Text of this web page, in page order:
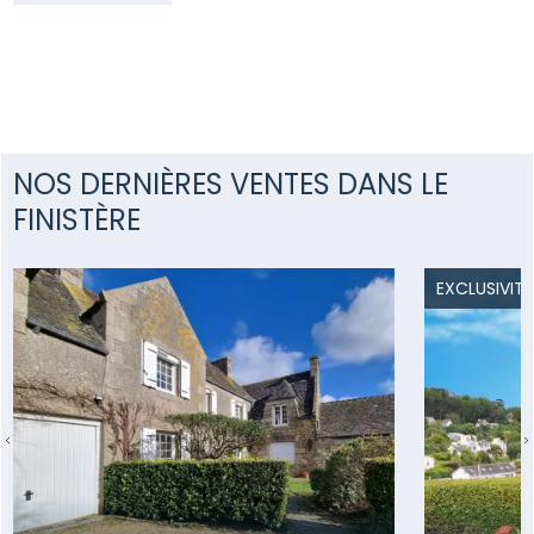
NOS DERNIÈRES VENTES DANS LE
FINISTÈRE
EXCLUSIVITÉ